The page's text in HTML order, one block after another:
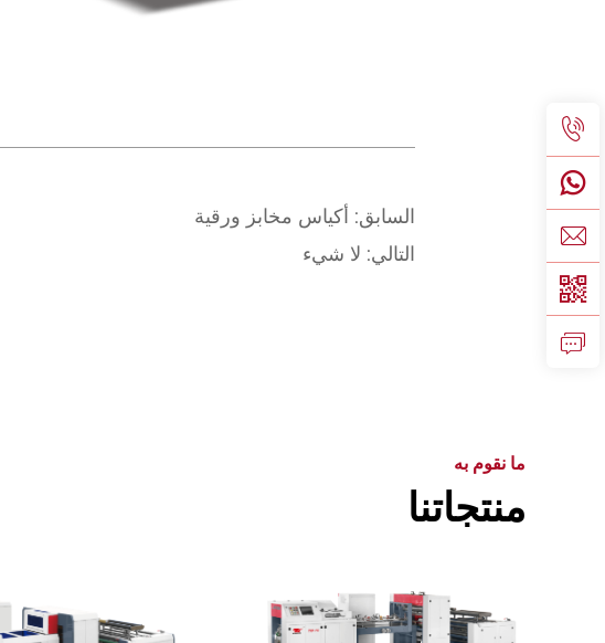
السابق: أكياس مخابز ورقية
التالي: لا شيء
ما نقوم به
منتجاتنا